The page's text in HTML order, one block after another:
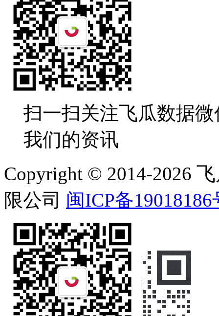
扫一扫关注飞瓜数据
我们的资讯
Copyright © 2014-2026
限公司 闽ICP备19018186
在线客服